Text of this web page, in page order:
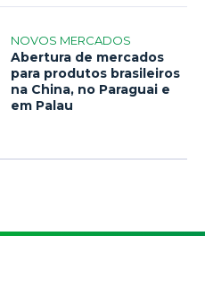
NOVOS MERCADOS
Abertura de mercados
para produtos brasileiros
na China, no Paraguai e
em Palau